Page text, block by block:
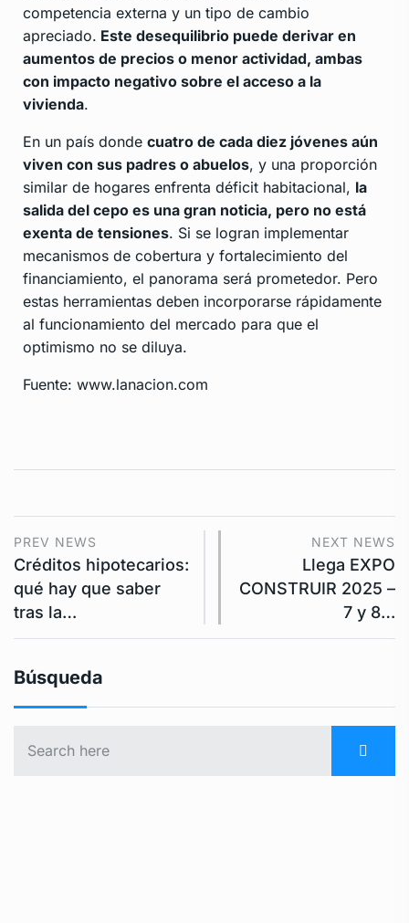
competencia externa y un tipo de cambio
apreciado. Este desequilibrio puede derivar en
aumentos de precios o menor actividad, ambas
con impacto negativo sobre el acceso a la
vivienda.
En un país donde cuatro de cada diez jóvenes aún
viven con sus padres o abuelos, y una proporción
similar de hogares enfrenta déficit habitacional, la
salida del cepo es una gran noticia, pero no está
exenta de tensiones. Si se logran implementar
mecanismos de cobertura y fortalecimiento del
financiamiento, el panorama será prometedor. Pero
estas herramientas deben incorporarse rápidamente
al funcionamiento del mercado para que el
optimismo no se diluya.
Fuente: www.lanacion.com
PREV NEWS
Créditos hipotecarios:
qué hay que saber
tras la…
NEXT NEWS
Llega EXPO
CONSTRUIR 2025 –
7 y 8…
Búsqueda